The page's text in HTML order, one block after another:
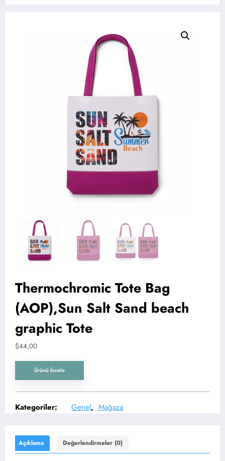
Thermochromic Tote Bag
(AOP),Sun Salt Sand beach
graphic Tote
$44,00
Ürünü İncele
Kategoriler: Genel, Mağaza
Açıklama Değerlendirmeler (0)